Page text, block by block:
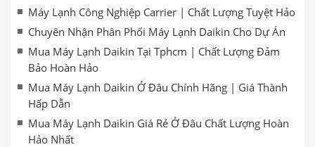
Máy Lạnh Công Nghiệp Carrier | Chất Lượng Tuyệt Hảo
Chuyên Nhận Phân Phối Máy Lạnh Daikin Cho Dự Án
Mua Máy Lạnh Daikin Tại Tphcm | Chất Lượng Đảm
Bảo Hoàn Hảo
Mua Máy Lạnh Daikin Ở Đâu Chính Hãng | Giá Thành
Hấp Dẫn
Mua Máy Lạnh Daikin Giá Rẻ Ở Đâu Chất Lượng Hoàn
Hảo Nhất